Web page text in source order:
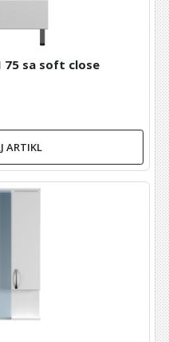
75 sa soft close
ARTIKL